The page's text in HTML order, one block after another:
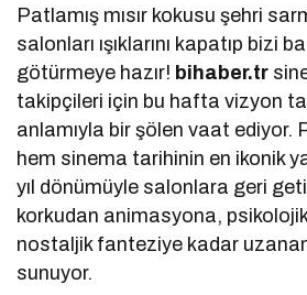
Patlamış mısır kokusu şehri
salonları ışıklarını kapatıp bizi
götürmeye hazır! bihaber.tr
takipçileri için bu hafta vizyon
anlamıyla bir şölen vaat ediyor.
hem sinema tarihinin en ikonik
yıl dönümüyle salonlara geri
korkudan animasyona,
nostaljik fanteziye kadar
sunuyor.